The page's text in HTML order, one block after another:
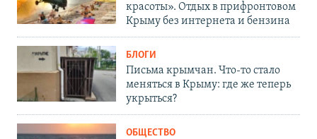
красоты». Отдых в прифронтовом
Крыму без интернета и бензина
БЛОГИ
Письма крымчан. Что-то стало
меняться в Крыму: где же теперь
укрыться?
ОБЩЕСТВО